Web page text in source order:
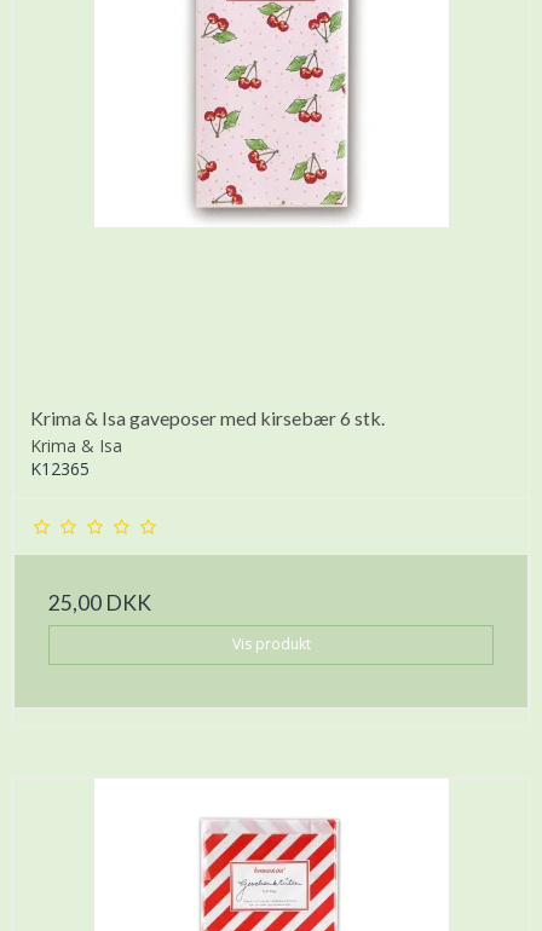
Krima & Isa gaveposer med kirsebær 6 stk.
Krima & Isa
K12365
25,00 DKK
Vis produkt